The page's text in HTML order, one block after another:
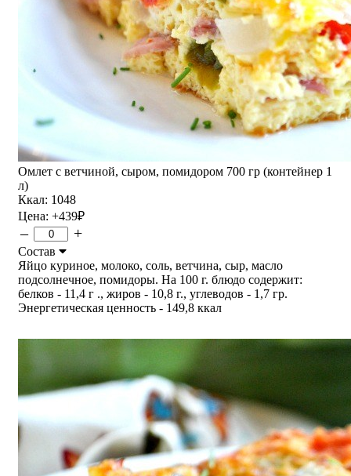
Омлет с ветчиной, сыром, помидором 700 гр (контейнер 1
л)
Ккал: 1048
Цена: +439₽
– +
Состав
Яйцо куриное, молоко, соль, ветчина, сыр, масло
подсолнечное, помидоры. На 100 г. блюдо содержит:
белков - 11,4 г ., жиров - 10,8 г., углеводов - 1,7 гр.
Энергетическая ценность - 149,8 ккал